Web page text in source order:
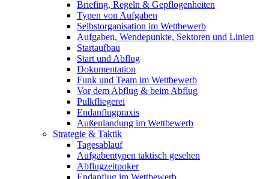
Briefing, Regeln & Gepflogenheiten
Typen von Aufgaben
Selbstorganisation im Wettbewerb
Aufgaben, Wendepunkte, Sektoren und Linien
Startaufbau
Start und Abflug
Dokumentation
Funk und Team im Wettbewerb
Vor dem Abflug & beim Abflug
Pulkfliegerei
Endanflugpraxis
Außenlandung im Wettbewerb
Strategie & Taktik
Tagesablauf
Aufgabentypen taktisch gesehen
Abflugzeitpoker
Endanflug im Wettbewerb